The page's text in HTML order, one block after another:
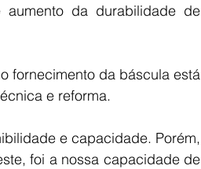
da durabilidade de
fornecimento da báscula está
e reforma.
e capacidade. Porém,
foi a nossa capacidade de